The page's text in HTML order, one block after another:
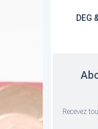
DEG
Recevez